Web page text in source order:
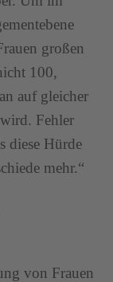
großen
100,
auf gleicher
Fehler
diese Hürde
mehr.“
von Frauen